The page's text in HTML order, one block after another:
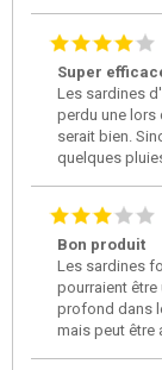
Super
Les sardines
perdu une lors
serait bien.
quelques
Bon produit
Les sardines
pourraient
profond dans
mais peut être